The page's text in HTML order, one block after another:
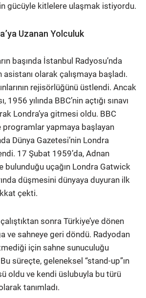
gücüyle kitlelere ulaşmak istiyordu.
Uzanan Yolculuk
başında İstanbul Radyosu’nda
asistanı olarak çalışmaya başladı.
rejisörlüğünü üstlendi. Ancak
1956 yılında BBC’nin açtığı sınavı
Londra’ya gitmesi oldu. BBC
programlar yapmaya başlayan
Dünya Gazetesi’nin Londra
17 Şubat 1959’da, Adnan
bulunduğu uçağın Londra Gatwick
düşmesini dünyaya duyuran ilk
çekti.
sonra Türkiye’ye dönen
ve sahneye geri döndü. Radyodan
için sahne sunuculuğu
süreçte, geleneksel “stand-up”ın
oldu ve kendi üslubuyla bu türü
tanımladı.